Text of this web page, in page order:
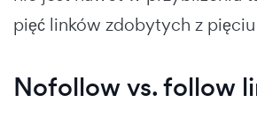
pięć linków zdobytych z
Nofollow vs. follow